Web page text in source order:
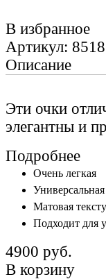
В избранное
Артикул:
Описание
Эти очки
элегантны и
Подробнее
Очень легкая
Матовая
Подходит для
4900 руб.
В корзину